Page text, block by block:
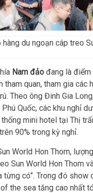
du ngoạn cáp treo
Nam đảo đang là
tham quan, tham gia các
Theo ông Đinh Gia
Quốc, các khu nghỉ
mini hotel tại Thị
90% trong kỳ nghỉ.
World Hon Thom,
Sun World Hon Thom
từng có”. Trong đó show
the sea tăng cao nhất